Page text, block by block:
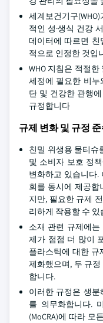
세계보건기구
적인 성·생식 건강
데이터에 따르면
적으로 인정한 것입
WHO 지침은 적절
세정에 필요한 비누
단 및 건강한 관행
규정합니다
규제 변화 및 규정
친밀 위생용 물티슈
및 소비자 보호 정
변화하고 있습니다.
회를 동시에 제공합
지만, 필요한 규제
리하게 작용할 수 있
소재 관련 규제에
제가 점점 더 많이
플라스틱에 대한 규
제화했으며, 두 규
합니다.
이러한 규정은 생
를 의무화합니다.
(MoCRA)에 따라 모